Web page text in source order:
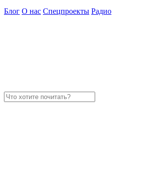
Блог О нас Спецпроекты Радио